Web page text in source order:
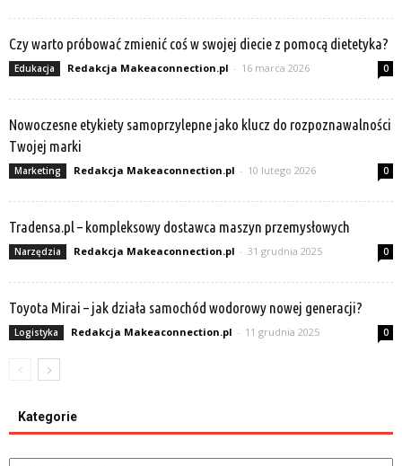
Czy warto próbować zmienić coś w swojej diecie z pomocą dietetyka?
Edukacja Redakcja Makeaconnection.pl - 16 marca 2026 0
Nowoczesne etykiety samoprzylepne jako klucz do rozpoznawalności
Twojej marki
Marketing Redakcja Makeaconnection.pl - 10 lutego 2026 0
Tradensa.pl – kompleksowy dostawca maszyn przemysłowych
Narzędzia Redakcja Makeaconnection.pl - 31 grudnia 2025 0
Toyota Mirai – jak działa samochód wodorowy nowej generacji?
Logistyka Redakcja Makeaconnection.pl - 11 grudnia 2025 0
Kategorie
Kategorie